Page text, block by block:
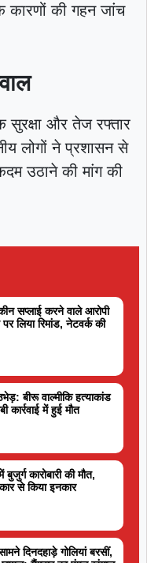
कारणों की गहन जांच
और तेज रफ्तार
लोगों ने प्रशासन से
उठाने की मांग की
सप्लाई करने वाले आरोपी
लिया रिमांड, नेटवर्क की
बीरू वाल्मीकि हत्याकांड
कार्रवाई में हुई मौत
कारोबारी की मौत,
से किया इनकार
दिनदहाड़े गोलियां बरसीं,